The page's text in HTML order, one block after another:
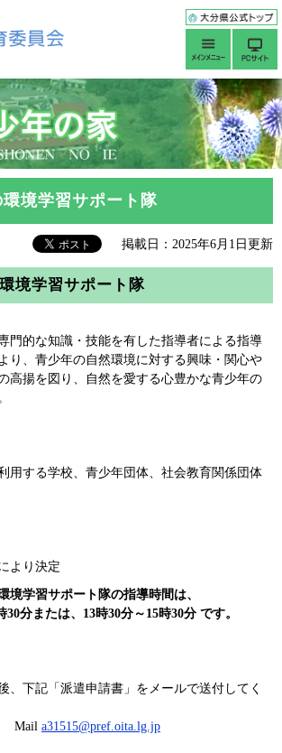
境学習サポート隊
掲載日：2025年6月1日更新
境学習サポート隊
門的な知識・技能を有した指導者による指導
り、青少年の自然環境に対する興味・関心や
高揚を図り、自然を愛する心豊かな青少年の
用する学校、青少年団体、社会教育関係団体
より決定
境学習サポート隊の指導時間は、
または、13時30分～15時30分 です。
、下記「派遣申請書」をメールで送付してく
Mail a31515@pref.oita.lg.jp